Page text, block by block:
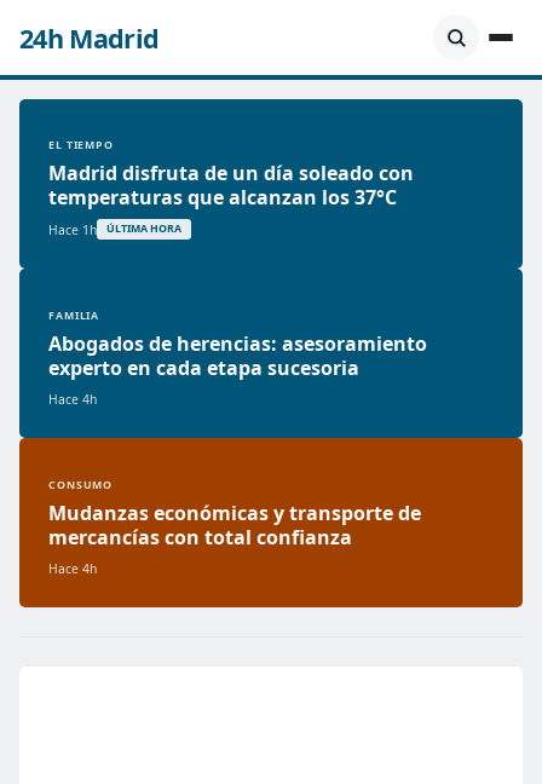
24h Madrid
EL TIEMPO
Madrid disfruta de un día soleado con
temperaturas que alcanzan los 37°C
Hace 1h ÚLTIMA HORA
FAMILIA
Abogados de herencias: asesoramiento
experto en cada etapa sucesoria
Hace 4h
CONSUMO
Mudanzas económicas y transporte de
mercancías con total confianza
Hace 4h